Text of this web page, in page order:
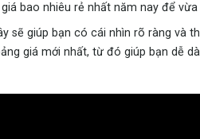
bao nhiêu rẻ nhất năm nay để
sẽ giúp bạn có cái nhìn rõ ràng và
giá mới nhất, từ đó giúp bạn dễ